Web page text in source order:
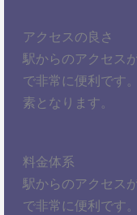
アクセスの良さ
駅からのアクセス
で非常に便利です
素となります。
料金体系
駅からのアクセス
で非常に便利です